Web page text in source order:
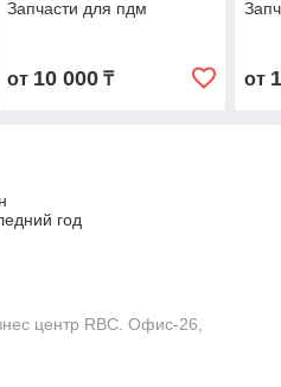
Запчасти для пдм
от 10 000₸ от
год
центр RBC. Офис-26,